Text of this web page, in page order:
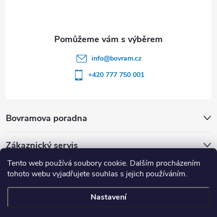
Tento web používá soubory cookie. Dalším procházením
tohoto webu vyjadřujete souhlas s jejich používáním.
Nastavení
Bovramova poradna
Zákaznický servis
info@bovram.cz
+420 777 750 001